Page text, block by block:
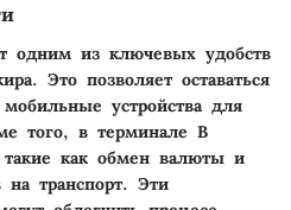
одним из ключевых удобств
Это позволяет оставаться
устройства для
того, в терминале B
такие как обмен валюты и
транспорт. Эти